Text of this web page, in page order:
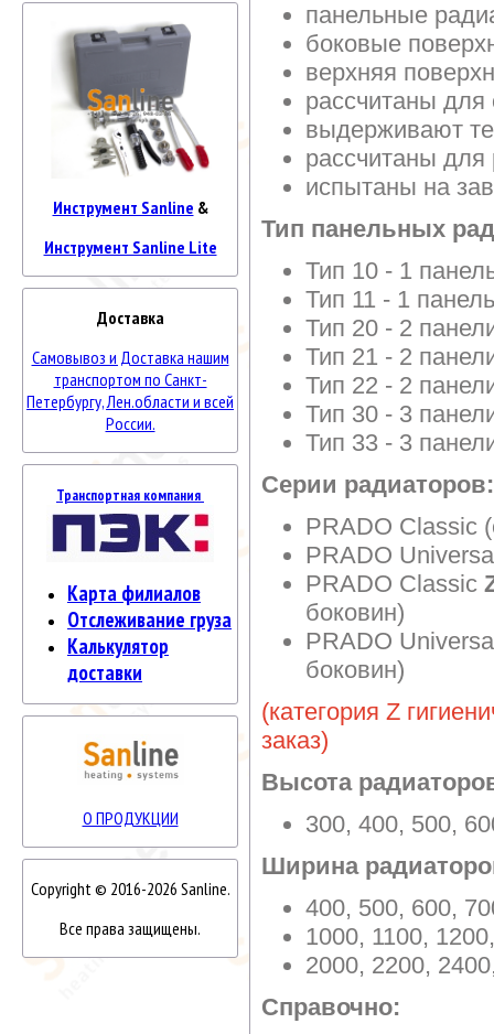
Инструмент Sanline &
Инструмент Sanline Lite
Доставка
Самовывоз и Доставка нашим
транспортом по Санкт-
Петербургу, Лен.области и всей
России.
Транспортная компания
Карта филиалов
Отслеживание груза
Калькулятор
доставки
О ПРОДУКЦИИ
Copyright © 2016-2026 Sanline.
Все права защищены.
панельные
боковые
верхняя
рассчитаны для
выдерживают
рассчитаны
испытаны на
Тип панельных
Тип 10 - 1
Тип 11 - 1
Тип 20 - 2
Тип 21 - 2
Тип 22 - 2
Тип 30 - 3
Тип 33 - 3
Серии радиаторов:
PRADO Classic
PRADO
PRADO Classic
боковин)
PRADO
боковин)
(категория Z
заказ)
Высота
300, 400, 500,
Ширина
400, 500, 600,
1000, 1100,
2000, 2200,
Справочно: